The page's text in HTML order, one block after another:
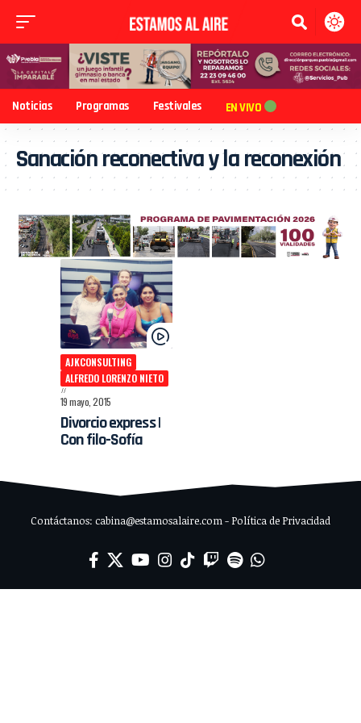
Noticias Programas Festivales EN VIVO
Sanación reconectiva y la reconexión
AJKCONSULTING
ALFREDO LORENZO NIETO
19 mayo, 2015
Divorcio express |
Con filo-Sofía
Contáctanos: cabina@estamosalaire.com - Política de Privacidad